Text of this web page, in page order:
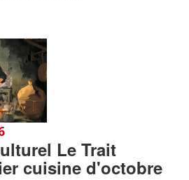
Le Trait
cuisine d'octobre